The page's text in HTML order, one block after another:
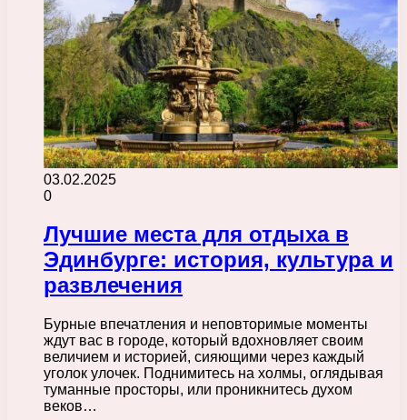
03.02.2025
0
Лучшие места для отдыха в
Эдинбурге: история, культура и
развлечения
Бурные впечатления и неповторимые моменты
ждут вас в городе, который вдохновляет своим
величием и историей, сияющими через каждый
уголок улочек. Поднимитесь на холмы, оглядывая
туманные просторы, или проникнитесь духом
веков…